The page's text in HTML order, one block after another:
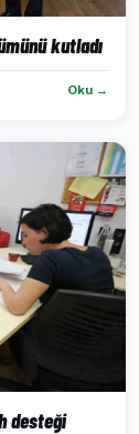
kutladı
Oku →
desteği